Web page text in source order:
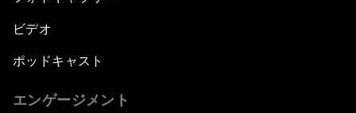
ビデオ
ポッドキャスト
エンゲージメント